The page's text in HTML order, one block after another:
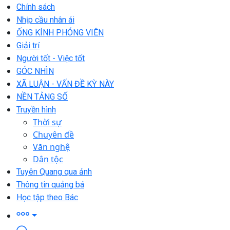
Chính sách
Nhịp cầu nhân ái
ỐNG KÍNH PHÓNG VIÊN
Giải trí
Người tốt - Việc tốt
GÓC NHÌN
XÃ LUẬN - VẤN ĐỀ KỲ NÀY
NỀN TẢNG SỐ
Truyền hình
Thời sự
Chuyên đề
Văn nghệ
Dân tộc
Tuyên Quang qua ảnh
Thông tin quảng bá
Học tập theo Bác